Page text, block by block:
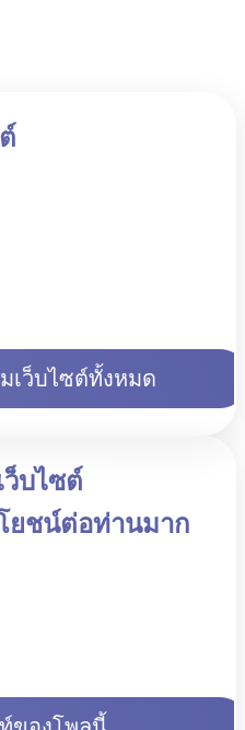
เว็บไซต์ทั้งหมด
บไซต์
ยชน์ต่อท่านมาก